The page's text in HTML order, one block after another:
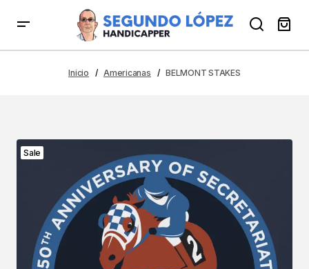
Inicio Americanas BELMONT STAKES
Sale